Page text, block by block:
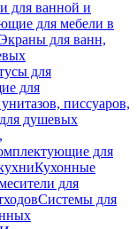
для ванной и
для мебели в
для ванн,
для
для
писсуаров,
душевых
для
Кухонные
для
Системы для